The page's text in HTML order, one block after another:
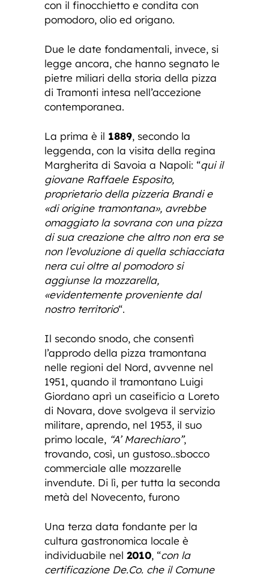
con il finocchietto e condita con
pomodoro, olio ed origano.
Due le date fondamentali, invece, si
legge ancora, che hanno segnato le
pietre miliari della storia della pizza
di Tramonti intesa nell’accezione
contemporanea.
La prima è il 1889, secondo la
leggenda, con la visita della regina
Margherita di Savoia a Napoli: “qui il
giovane Raffaele Esposito,
proprietario della pizzeria Brandi e
«di origine tramontana», avrebbe
omaggiato la sovrana con una pizza
di sua creazione che altro non era se
non l’evoluzione di quella schiacciata
nera cui oltre al pomodoro si
aggiunse la mozzarella,
«evidentemente proveniente dal
nostro territorio“.
Il secondo snodo, che consentì
l’approdo della pizza tramontana
nelle regioni del Nord, avvenne nel
1951, quando il tramontano Luigi
Giordano aprì un caseificio a Loreto
di Novara, dove svolgeva il servizio
militare, aprendo, nel 1953, il suo
primo locale, “A’ Marechiaro”,
trovando, così, un gustoso..sbocco
commerciale alle mozzarelle
invendute. Di lì, per tutta la seconda
metà del Novecento, furono
Una terza data fondante per la
cultura gastronomica locale è
individuabile nel 2010, “con la
certificazione De.Co. che il Comune